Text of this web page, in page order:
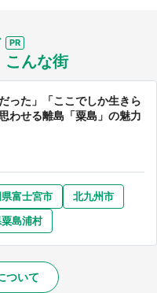
んな街
った」「ここでしか生きら
せる離島「粟島」の魅力
富士宮市
北九州市
島浦村
ついて